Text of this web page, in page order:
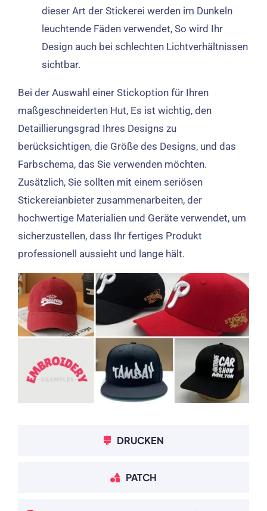
dieser Art der Stickerei werden im Dunkeln
leuchtende Fäden verwendet, So wird Ihr
Design auch bei schlechten Lichtverhältnissen
sichtbar.
Bei der Auswahl einer Stickoption für Ihren
maßgeschneiderten Hut, Es ist wichtig, den
Detaillierungsgrad Ihres Designs zu
berücksichtigen, die Größe des Designs, und das
Farbschema, das Sie verwenden möchten.
Zusätzlich, Sie sollten mit einem seriösen
Stickereianbieter zusammenarbeiten, der
hochwertige Materialien und Geräte verwendet, um
sicherzustellen, dass Ihr fertiges Produkt
professionell aussieht und lange hält.
DRUCKEN
PATCH